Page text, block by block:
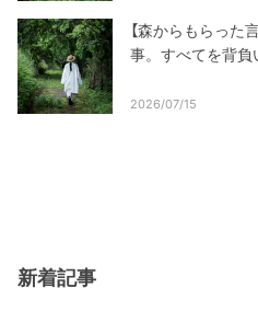
【森からもらった
事。すべてを背
2026/07/15
新着記事